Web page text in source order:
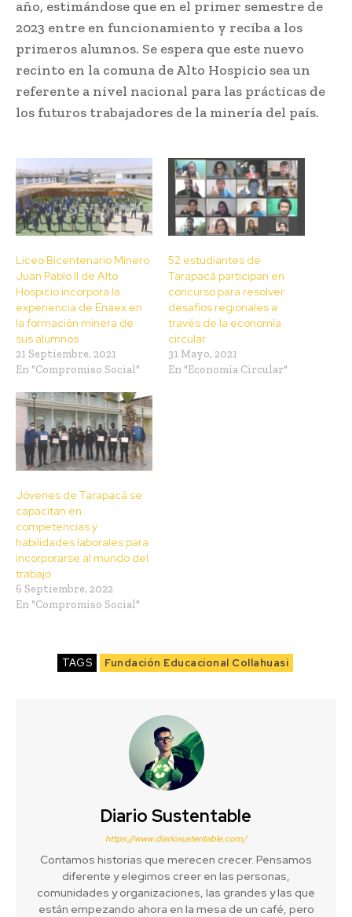
año, estimándose que en el primer semestre de
2023 entre en funcionamiento y reciba a los
primeros alumnos. Se espera que este nuevo
recinto en la comuna de Alto Hospicio sea un
referente a nivel nacional para las prácticas de
los futuros trabajadores de la minería del país.
Liceo Bicentenario Minero
Juan Pablo II de Alto
Hospicio incorpora la
experiencia de Enaex en
la formación minera de
sus alumnos
21 Septiembre, 2021
En "Compromiso Social"
52 estudiantes de
Tarapacá participan en
concurso para resolver
desafíos regionales a
través de la economía
circular
31 Mayo, 2021
En "Economía Circular"
Jóvenes de Tarapacá se
capacitan en
competencias y
habilidades laborales para
incorporarse al mundo del
trabajo
6 Septiembre, 2022
En "Compromiso Social"
TAGS Fundación Educacional Collahuasi
Diario Sustentable
https://www.diariosustentable.com/
Contamos historias que merecen crecer. Pensamos
diferente y elegimos creer en las personas,
comunidades y organizaciones, las grandes y las que
están empezando ahora en la mesa de un café, pero